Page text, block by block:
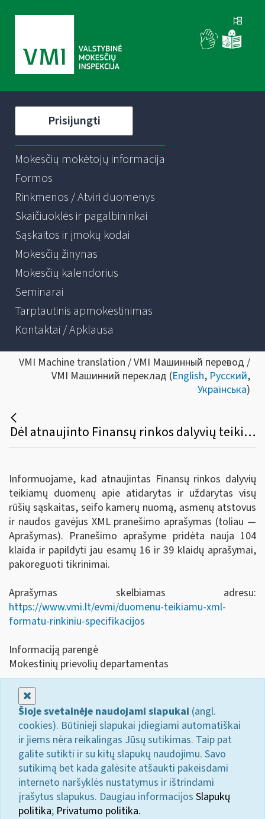
Prisijungti
Mokesčių mokėtojų informacija
Formos
Rinkmenos / Atviri duomenys
Skaičiuoklės ir pagalbininkai
Sąskaitos ir įmokų kodai
Mokesčių žinynas
Mokesčių kalendorius
Seminarai
Tarptautinis apmokestinimas
Kontaktai / Apklausa
VMI Machine translation / VMI Машинный перевод /
VMI Машинний переклад (English, Русский,
Українська)
Dėl atnaujinto Finansų rinkos dalyvių teikiamų duomenų apie atidarytas ir uždarytas visų rūšių sąskaitas, seifo kamerų nuomą, asmenų atstovus ir naudos gavėjus XML pranešimo aprašymo
Informuojame, kad atnaujintas Finansų rinkos dalyvių
teikiamų duomenų apie atidarytas ir uždarytas visų
rūšių sąskaitas, seifo kamerų nuomą, asmenų atstovus
ir naudos gavėjus XML pranešimo aprašymas (toliau —
Aprašymas). Pranešimo aprašyme pridėta nauja 104
klaida ir papildyti jau esamų 16 ir 39 klaidų aprašymai,
pakoreguoti tikrinimai.
Aprašymas skelbiamas adresu:
https://www.vmi.lt/evmi/duomenu-teikiamu-xml-
formatu-rinkiniu-specifikacijos
Informaciją parengė
Mokestinių prievolių departamentas
Šioje svetainėje naudojami slapukai (angl.
cookies). Būtinieji slapukai įdiegiami automatiškai
ir jiems nėra reikalingas Jūsų sutikimas. Taip pat
galite sutikti ir su kitų slapukų naudojimu. Savo
sutikimą bet kada galėsite atšaukti pakeisdami
interneto naršyklės nustatymus ir ištrindami
įrašytus slapukus. Daugiau informacijos Slapukų
politika; Privatumo politika.